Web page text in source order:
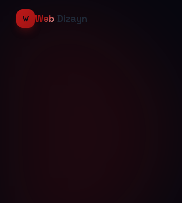
Web Dizayn